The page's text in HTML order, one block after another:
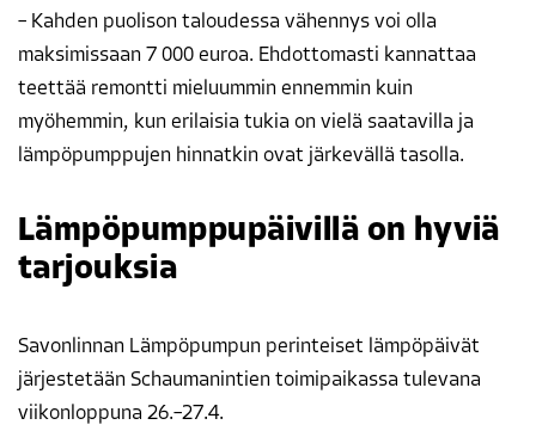
– Kahden puolison taloudessa vähennys voi olla
maksimissaan 7 000 euroa. Ehdottomasti kannattaa
teettää remontti mieluummin ennemmin kuin
myöhemmin, kun erilaisia tukia on vielä saatavilla ja
lämpöpumppujen hinnatkin ovat järkevällä tasolla.
Lämpöpumppupäivillä on hyviä
tarjouksia
Savonlinnan Lämpöpumpun perinteiset lämpöpäivät
järjestetään Schaumanintien toimipaikassa tulevana
viikonloppuna 26.–27.4.